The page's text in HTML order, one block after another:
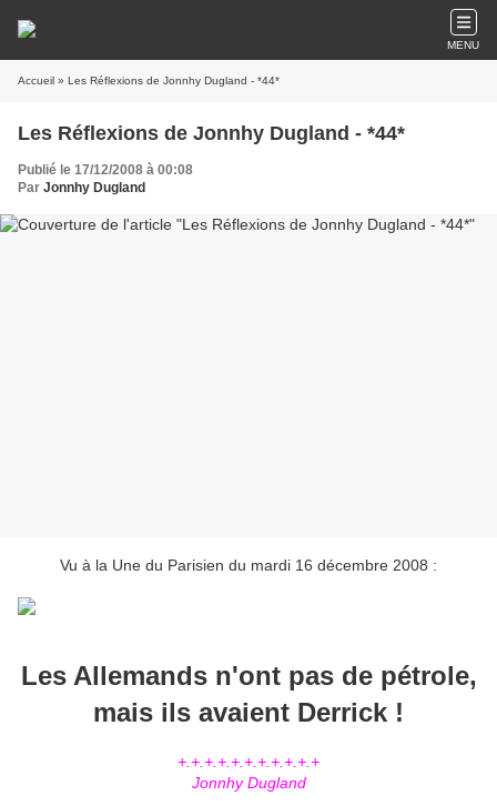
MENU
Accueil » Les Réflexions de Jonnhy Dugland - *44*
Les Réflexions de Jonnhy Dugland - *44*
Publié le 17/12/2008 à 00:08
Par Jonnhy Dugland
Vu à la Une du Parisien du mardi 16 décembre 2008 :
Les Allemands n'ont pas de pétrole,
mais ils avaient Derrick !
+.+.+.+.+.+.+.+.+.+.+
Jonnhy Dugland